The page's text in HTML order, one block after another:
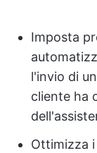
Imposta
l'invio di
cliente ha
Ottimizza